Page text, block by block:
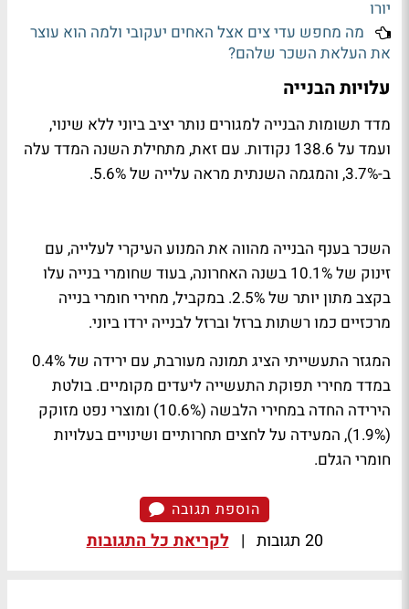
יורו
מה מחפש עדי צים אצל האחים יעקובי ולמה הוא עוצר
את העלאת השכר שלהם?
עלויות הבנייה
מדד תשומות הבנייה למגורים נותר יציב ביוני ללא שינוי,
ועמד על 138.6 נקודות. עם זאת, מתחילת השנה המדד עלה
ב-3.7%, והמגמה השנתית מראה עלייה של 5.6%.
השכר בענף הבנייה מהווה את המנוע העיקרי לעלייה, עם
זינוק של 10.1% בשנה האחרונה, בעוד שחומרי בנייה עלו
בקצב מתון יותר של 2.5%. במקביל, מחירי חומרי בנייה
מרכזיים כמו רשתות ברזל וברזל לבנייה ירדו ביוני.
המגזר התעשייתי הציג תמונה מעורבת, עם ירידה של 0.4%
במדד מחירי תפוקת התעשייה ליעדים מקומיים. בולטת
הירידה החדה במחירי הלבשה (10.6%) ומוצרי נפט מזוקק
(1.9%), המעידה על לחצים תחרותיים ושינויים בעלויות
חומרי הגלם.
הוספת תגובה
20 תגובות | לקריאת כל התגובות